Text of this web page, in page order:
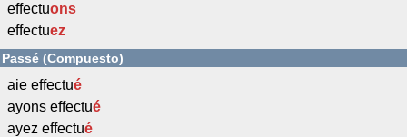
effectuons
effectuez
Passé (Compuesto)
aie effectué
ayons effectué
ayez effectué